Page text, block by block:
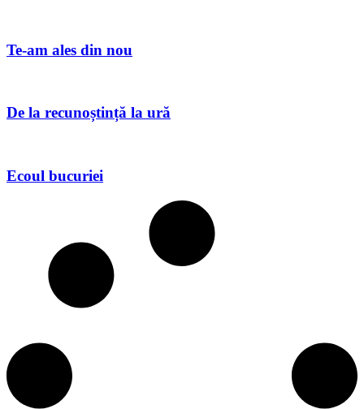
Te-am ales din nou
De la recunoștință la ură
Ecoul bucuriei